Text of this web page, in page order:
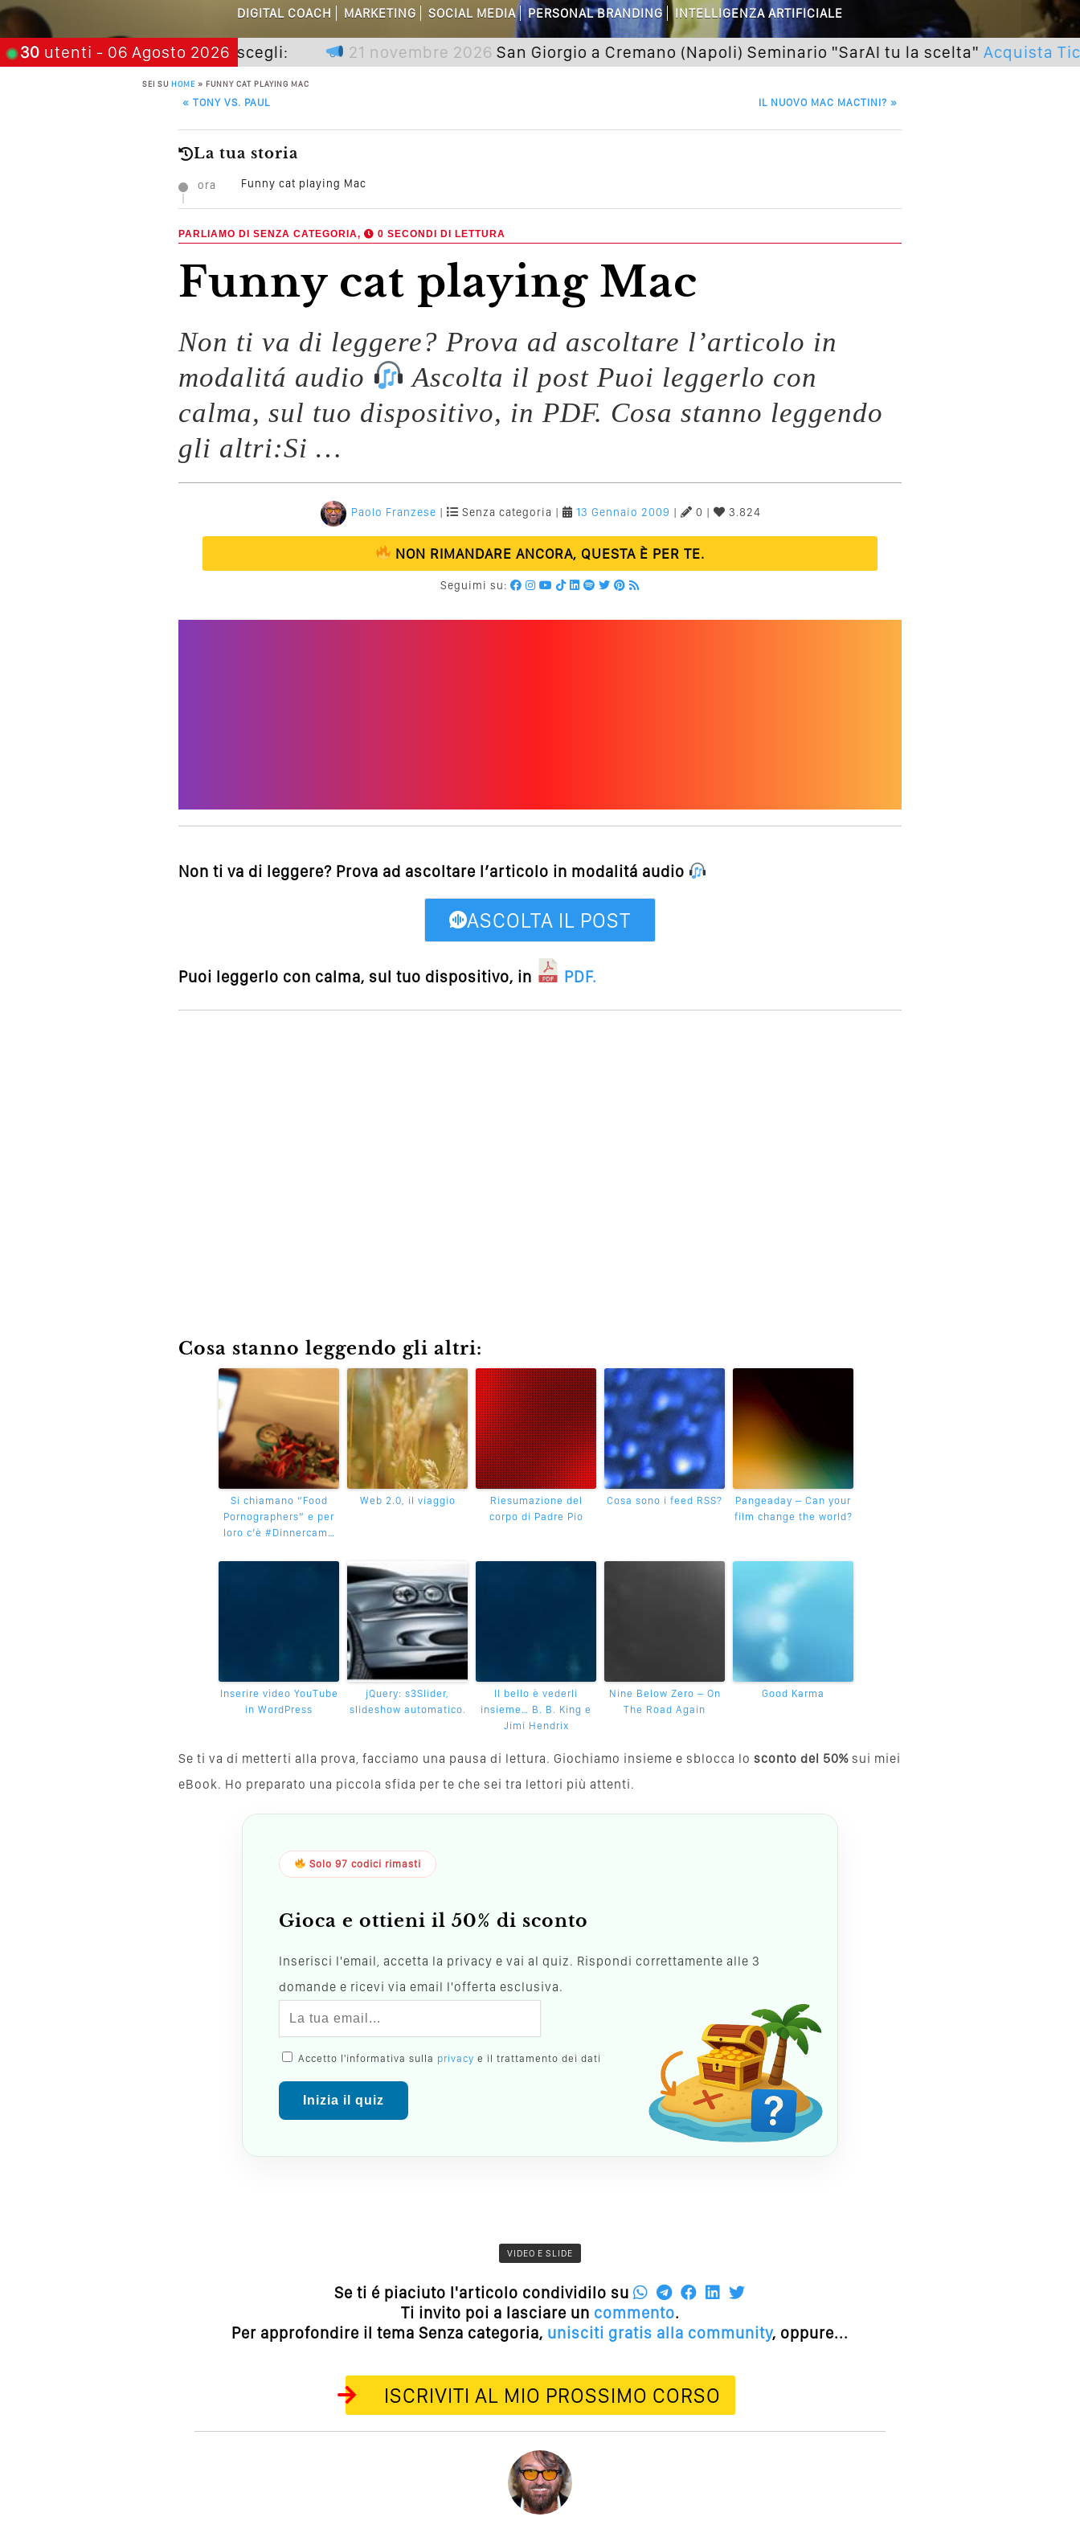
Perché Pubblicare Non Basta Più? Contenuti Di Valore O Solo Rumore…
Perché Non Guadagni Sui Social Media? Probabilmente Tutto Peggiorerà
Quali Sono Gli Errori Della Comunicazione Politica? Il Caso Delle Braccia Incrociate
Come Promuoversi Nel Wedding? Il Mio Intervento Per L’Accademia Del Wedding
DIGITAL COACH MARKETING SOCIAL MEDIA PERSONAL BRANDING INTELLIGENZA ARTIFICIALE
30 utenti - 06 Agosto 2026
premia chi aspetta, scegli: 21 novembre 2026San Giorgio a Cremano (Napoli) Seminario "SarAI tu la scelta"Acquista Ticket
SEI SU HOME » FUNNY CAT PLAYING MAC
POST NAVIGATION
« TONY VS. PAUL IL NUOVO MAC MACTINI? »
La tua storia
ora Funny cat playing Mac
PARLIAMO DI SENZA CATEGORIA, 0 SECONDI DI LETTURA
Funny cat playing Mac
Non ti va di leggere? Prova ad ascoltare l’articolo in
modalitá audio
Ascolta il post Puoi leggerlo con
calma, sul tuo dispositivo, in PDF. Cosa stanno leggendo
gli altri:Si …
Paolo Franzese | Senza categoria | 13 Gennaio 2009 | 0 | 3.824
NON RIMANDARE ANCORA, QUESTA È PER TE.
Seguimi su:
Non ti va di leggere? Prova ad ascoltare l’articolo in modalitá audio
ASCOLTA IL POST
Puoi leggerlo con calma, sul tuo dispositivo, in PDF.
Cosa stanno leggendo gli altri:
Si chiamano “Food
Pornographers” e per
loro c’è #Dinnercam…
Web 2.0, il viaggio
Riesumazione del
corpo di Padre Pio
Cosa sono i feed RSS?
Pangeaday – Can your
film change the world?
Inserire video YouTube
in WordPress
jQuery: s3Slider,
slideshow automatico.
Il bello è vederli
insieme… B. B. King e
Jimi Hendrix
Nine Below Zero – On
The Road Again
Good Karma
Se ti va di metterti alla prova, facciamo una pausa di lettura. Giochiamo insieme e sblocca lo sconto del 50% sui miei
eBook. Ho preparato una piccola sfida per te che sei tra lettori più attenti.
Solo 97 codici rimasti
Gioca e ottieni il 50% di sconto
Inserisci l'email, accetta la privacy e vai al quiz. Rispondi correttamente alle 3
domande e ricevi via email l'offerta esclusiva.
Accetto l'informativa sulla privacy e il trattamento dei dati
Inizia il quiz
VIDEO E SLIDE
Se ti é piaciuto l'articolo condividilo su
Ti invito poi a lasciare un commento.
Per approfondire il tema Senza categoria, unisciti gratis alla community, oppure...
ISCRIVITI AL MIO PROSSIMO CORSO